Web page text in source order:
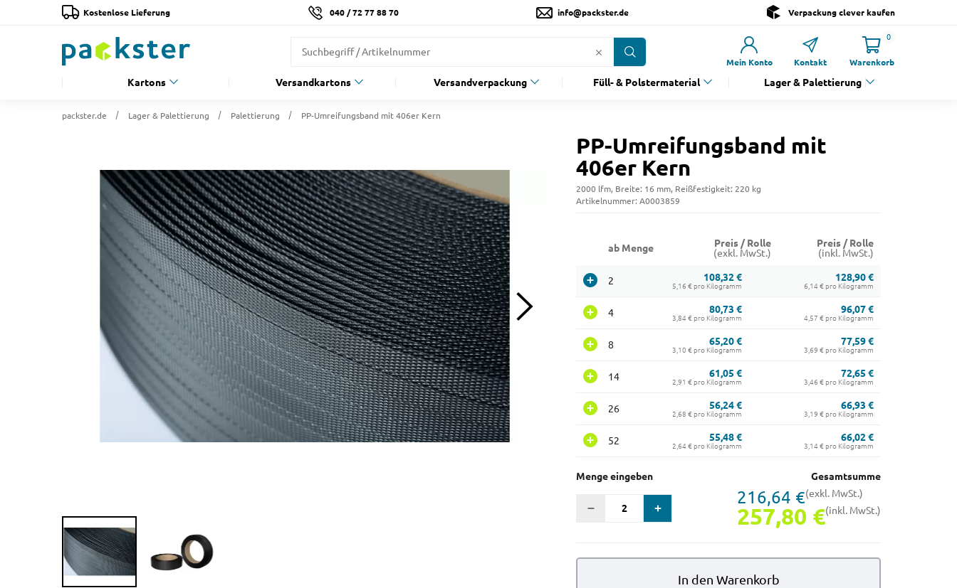
Kostenlose Lieferung 040 / 72 77 88 70 info@packster.de Verpackung clever kaufen
Mein Konto Kontakt
0
Warenkorb
Kartons Versandkartons Versandverpackung Füll- & Polstermaterial Lager & Palettierung
packster.de Lager & Palettierung Palettierung PP-Umreifungsband mit 406er Kern
PP-Umreifungsband mit
406er Kern
2000 lfm, Breite: 16 mm, Reißfestigkeit: 220 kg
Artikelnummer: A0003859
ab Menge
Preis / Rolle
(exkl. MwSt.)
Preis / Rolle
(inkl. MwSt.)
2 108,32 €
5,16 € pro Kilogramm
128,90 €
6,14 € pro Kilogramm
4 80,73 €
3,84 € pro Kilogramm
96,07 €
4,57 € pro Kilogramm
8 65,20 €
3,10 € pro Kilogramm
77,59 €
3,69 € pro Kilogramm
14 61,05 €
2,91 € pro Kilogramm
72,65 €
3,46 € pro Kilogramm
26 56,24 €
2,68 € pro Kilogramm
66,93 €
3,19 € pro Kilogramm
52 55,48 €
2,64 € pro Kilogramm
66,02 €
3,14 € pro Kilogramm
Menge eingeben Gesamtsumme
216,64 €(exkl. MwSt.)
257,80 €(inkl. MwSt.)
In den Warenkorb